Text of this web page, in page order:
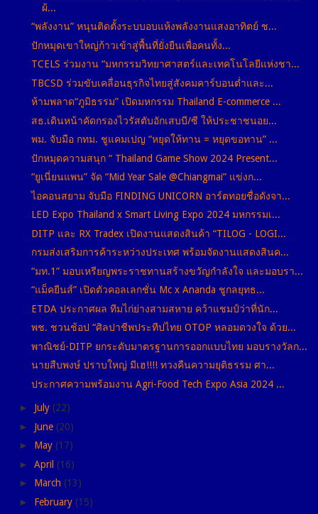
ผ้...
“พลังงาน” หนุนติดตั้งระบบอบแห้งพลังงานแสงอาทิตย์ ช...
ปักหมุดเขาใหญ่ก้าวเข้าสู่พื้นที่ยั่งยืนเพื่อคนทั้ง...
TCELS ร่วมงาน “มหกรรมวิทยาศาสตร์และเทคโนโลยีแห่งชา...
TBCSD ร่วมขับเคลื่อนธุรกิจไทยสู่สังคมคาร์บอนต่ำและ...
ห้ามพลาด“ภูมิธรรม” เปิดมหกรรม Thailand E-commerce ...
สธ.เดินหน้าคัดกรองไวรัสตับอักเสบบี/ซี ให้ประชาชนอย...
พม. จับมือ กทม. ชูแคมเปญ “หยุดให้ทาน = หยุดขอทาน” ...
ปักหมุดความสนุก “ Thailand Game Show 2024 Present...
“ยูเนี่ยนแพน” จัด “Mid Year Sale @Chiangmai” แข่งก...
ไอคอนสยาม จับมือ FINDING UNICORN อาร์ตทอยชื่อดังจา...
LED Expo Thailand x Smart Living Expo 2024 มหกรรมเ...
DITP และ RX Tradex เปิดงานแสดงสินค้า “TILOG - LOGI...
กรมส่งเสริมการค้าระหว่างประเทศ พร้อมจัดงานแสดงสินค...
“มท.1” มอบเหรียญพระราชทานสร้างขวัญกำลังใจ และมอบรา...
“แม็คยีนส์” เปิดตัวคอลเลกชั่น Mc x Ananda ชูกลยุทธ...
ETDA ประกาศผล ทีมไก่ย่างสามสหาย คว้าแชมป์ว่าที่นัก...
พช. ชวนช้อป “ศิลปาชีพประทีปไทย OTOP หลอมดวงใจ ด้วย...
พาณิชย์-DITP ยกระดับมาตรฐานการออกแบบไทย มอบรางวัลก...
นายสืบพงษ์ ปราบใหญ่ มีเฮ!!!! ทวงคืนความยุติธรรม ศา...
ประกาศความพร้อมงาน Agri-Food Tech Expo Asia 2024 ...
► July (22)
► June (20)
► May (17)
► April (16)
► March (13)
► February (15)